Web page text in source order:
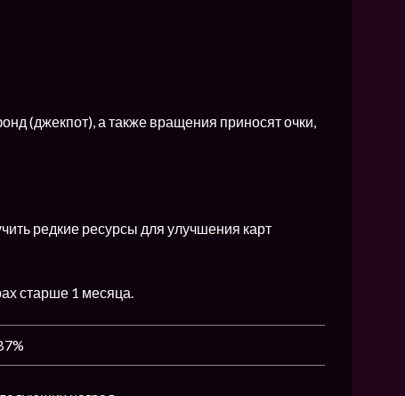
(джекпот), а также вращения приносят очки,
редкие ресурсы для улучшения карт
старше 1 месяца.